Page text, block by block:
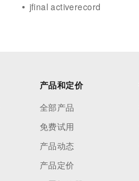
jfinal activerecord
产品和定价
全部产品
免费试用
产品动态
产品定价